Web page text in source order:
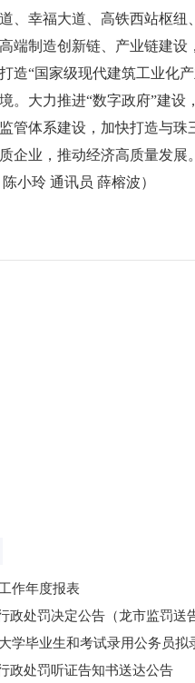
、幸福大道、高铁西站枢
端制造创新链、产业链建
造“国家级现代建筑工业化
。大力推进“数字政府”建
管体系建设，加快打造与
企业，推动经济高质量发展
玲 通讯员 薛榕波）
作年度报表
政处罚决定公告（龙市监罚送
学毕业生和考试录用公务员拟
政处罚听证告知书送达公告